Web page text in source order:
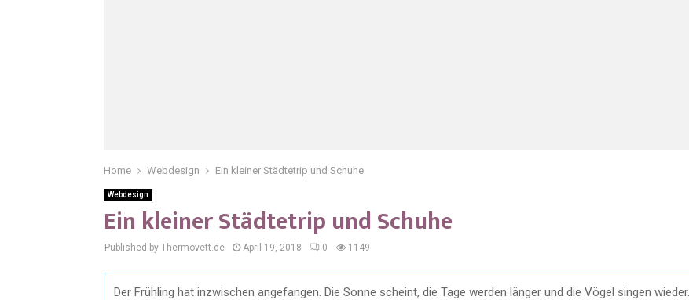
Home Webdesign Ein kleiner Städtetrip und Schuhe
Webdesign
Ein kleiner Städtetrip und Schuhe
Published by Thermovett.de April 19, 2018 0 1149
Der Frühling hat inzwischen angefangen. Die Sonne scheint, die Tage werden länger und die Vögel singen wieder.